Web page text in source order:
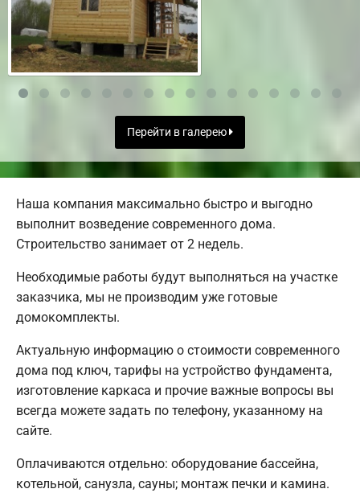
Перейти в галерею
Наша компания максимально быстро и выгодно
выполнит возведение современного дома.
Строительство занимает от 2 недель.
Необходимые работы будут выполняться на участке
заказчика, мы не производим уже готовые
домокомплекты.
Актуальную информацию о стоимости современного
дома под ключ, тарифы на устройство фундамента,
изготовление каркаса и прочие важные вопросы вы
всегда можете задать по телефону, указанному на
сайте.
Оплачиваются отдельно: оборудование бассейна,
котельной, санузла, сауны; монтаж печки и камина.